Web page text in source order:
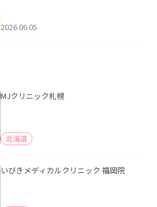
2026.06.05
MJクリニック札幌
北海道
いびきメディカルクリニック 福岡院